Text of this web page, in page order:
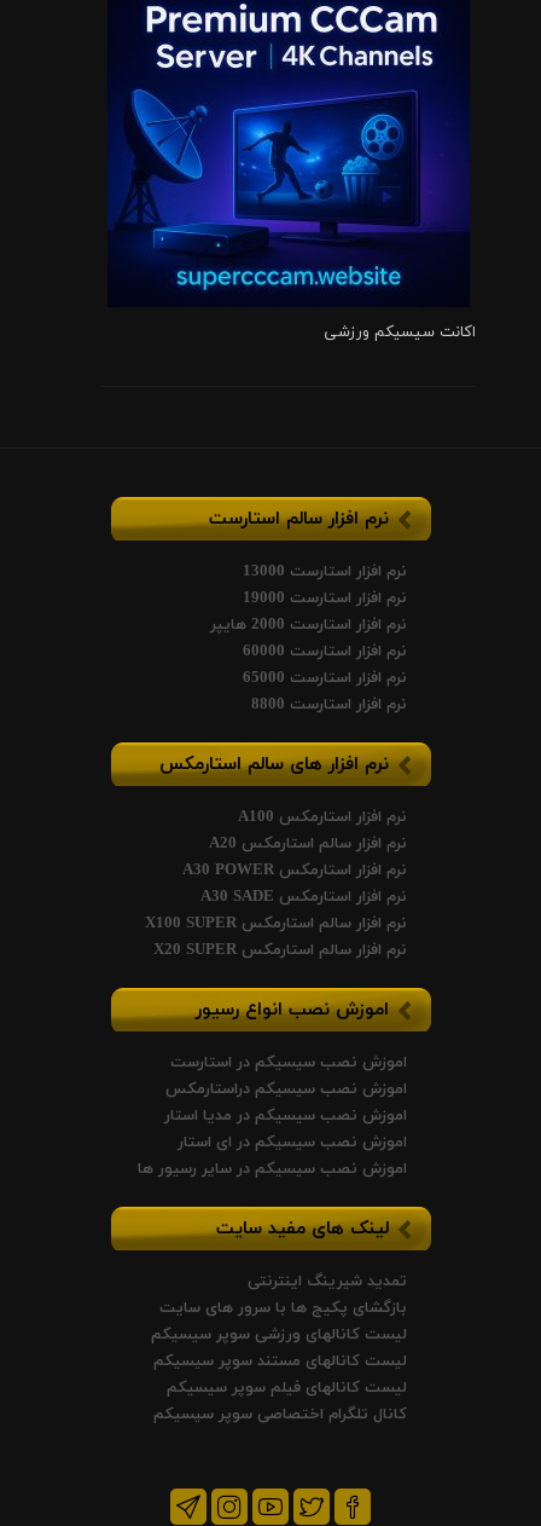
اکانت سیسیکم ورزشی
نرم افزار سالم استارست
نرم افزار استارست 13000
نرم افزار استارست 19000
نرم افزار استارست 2000 هایپر
نرم افزار استارست 60000
نرم افزار استارست 65000
نرم افزار استارست 8800
نرم افزار های سالم استارمکس
نرم افزار استارمکس A100
نرم افزار سالم استارمکس A20
نرم افزار استارمکس A30 POWER
نرم افزار استارمکس A30 SADE
نرم افزار سالم استارمکس X100 SUPER
نرم افزار سالم استارمکس X20 SUPER
اموزش نصب انواع رسیور
اموزش نصب سیسیکم در استارست
اموزش نصب سیسیکم دراستارمکس
اموزش نصب سیسیکم در مدیا استار
اموزش نصب سیسیکم در ای استار
اموزش نصب سیسیکم در سایر رسیور ها
لینک های مفید سایت
تمدید شیرینگ اینترنتی
بازگشای پکیج ها با سرور های سایت
لیست کانالهای ورزشی سوپر سیسیکم
لیست کانالهای مستند سوپر سیسیکم
لیست کانالهای فیلم سوپر سیسیکم
کانال تلگرام اختصاصی سوپر سیسیکم